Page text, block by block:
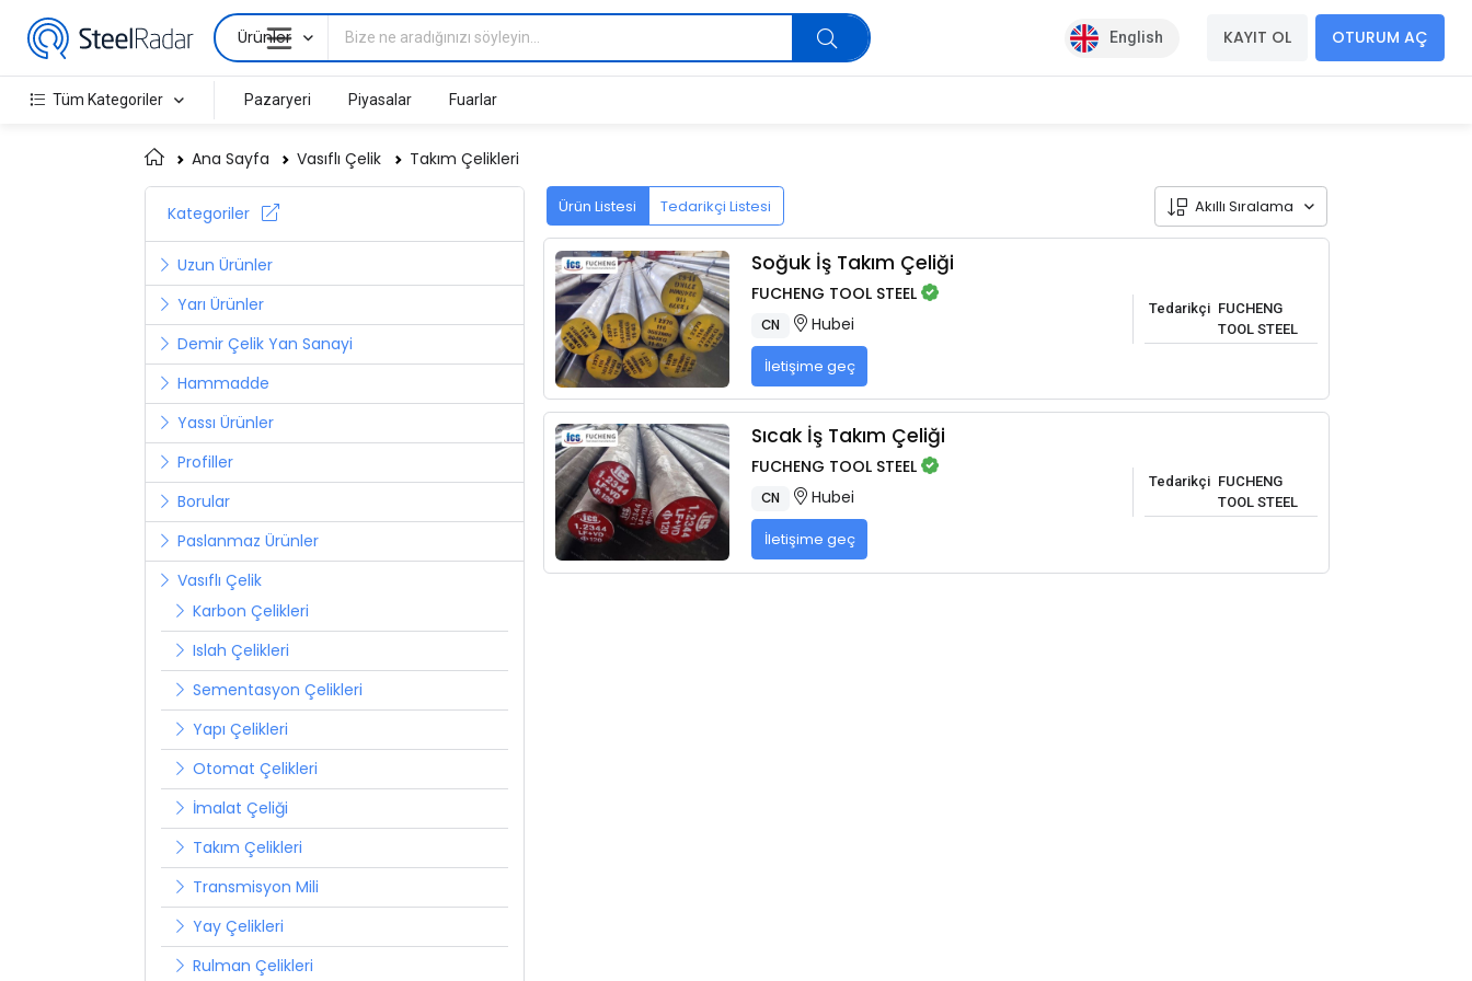
Ürünler English KAYIT OL OTURUM AÇ
Tüm Kategoriler Pazaryeri Piyasalar Fuarlar
Ana Sayfa Vasıflı Çelik Takım Çelikleri
Kategoriler
Uzun Ürünler
Yarı Ürünler
Demir Çelik Yan Sanayi
Hammadde
Yassı Ürünler
Profiller
Borular
Paslanmaz Ürünler
Vasıflı Çelik
Karbon Çelikleri
Islah Çelikleri
Sementasyon Çelikleri
Yapı Çelikleri
Otomat Çelikleri
İmalat Çeliği
Takım Çelikleri
Transmisyon Mili
Yay Çelikleri
Rulman Çelikleri
Ürün Listesi Tedarikçi Listesi Akıllı Sıralama
Soğuk İş Takım Çeliği
FUCHENG TOOL STEEL
CN Hubei
İletişime geç
Tedarikçi FUCHENG
TOOL STEEL
Sıcak İş Takım Çeliği
FUCHENG TOOL STEEL
CN Hubei
İletişime geç
Tedarikçi FUCHENG
TOOL STEEL